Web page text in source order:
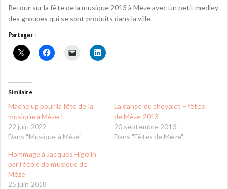
Retour sur la fête de la musique 2013 à Mèze avec un petit medley
des groupes qui se sont produits dans la ville.
Partager :
Similaire
Mache’up pour la fête de la
musique à Mèze !
22 juin 2022
Dans "Musique à Mèze"
La danse du chevalet – fêtes
de Mèze 2013
20 septembre 2013
Dans "Fêtes de Mèze"
Hommage à Jacques Higelin
par l’école de musique de
Mèze
25 juin 2018